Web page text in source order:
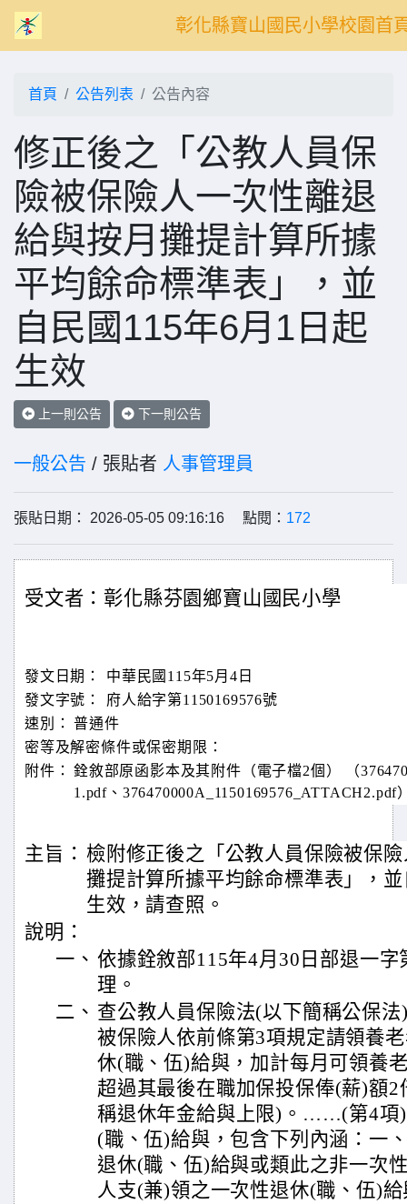
彰化縣寶山國民小學校園首
首頁 公告列表 公告內容
修正後之「公教人員保
險被保險人一次性離退
給與按月攤提計算所據
平均餘命標準表」，並
自民國115年6月1日起
生效
上一則公告 下一則公告
一般公告 / 張貼者 人事管理員
張貼日期： 2026-05-05 09:16:16 點閱： 172
受文者：彰化縣芬園鄉寶山國民小學
發文日期：
中華民國115年5月4日
發文字號：
府人給字第1150169576號
速別： 普通件
密等及解密條件或保密期限：
附件： 銓敘部原函影本及其附件（電子檔2個） （
1.pdf、376470000A_1150169576_ATTACH2.pdf
主旨： 檢附修正後之「公教人員保險被保
攤提計算所據平均餘命標準表」，
生效，請查照。
說明：
一、 依據銓敘部115年4月30日部退一字
理。
二、 查公教人員保險法(以下簡稱公保
被保險人依前條第3項規定請領養
休(職、伍)給與，加計每月可領養
超過其最後在職加保投保俸(薪)額
稱退休年金給與上限)。……(第4項
(職、伍)給與，包含下列內涵：一
退休(職、伍)給與或類此之非一次
人支(兼)領之一次性退休(職、伍)